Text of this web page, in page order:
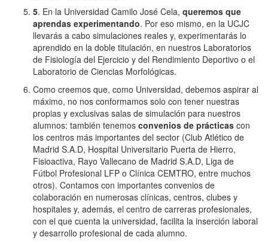
5. En la Universidad Camilo José Cela, queremos que
aprendas experimentando. Por eso mismo, en la UCJC
llevarás a cabo simulaciones reales y, experimentarás lo
aprendido en la doble titulación, en nuestros Laboratorios
de Fisiología del Ejercicio y del Rendimiento Deportivo o el
Laboratorio de Ciencias Morfológicas.
Como creemos que, como Universidad, debemos aspirar al
máximo, no nos conformamos solo con tener nuestras
propias y exclusivas salas de simulación para nuestros
alumnos: también tenemos convenios de prácticas con
los centros más importantes del sector (Club Atlético de
Madrid S.A.D, Hospital Universitario Puerta de Hierro,
Fisioactiva, Rayo Vallecano de Madrid S.A.D, Liga de
Fútbol Profesional LFP o Clínica CEMTRO, entre muchos
otros). Contamos con importantes convenios de
colaboración en numerosas clínicas, centros, clubes y
hospitales y, además, el centro de carreras profesionales,
con el que cuenta la universidad, facilita la inserción laboral
y desarrollo profesional de cada alumno.